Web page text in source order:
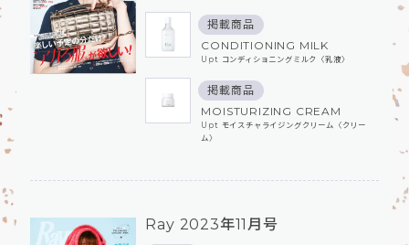
掲載商品
CONDITIONING MILK
Upt コンディショニングミルク〈乳液〉
掲載商品
MOISTURIZING CREAM
Upt モイスチャライジングクリーム〈クリー
ム〉
Ray 2023年11月号